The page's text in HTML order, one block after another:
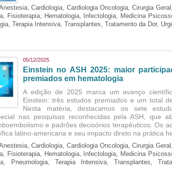
Cardiologia, Cardiologia Oncologia, Cirurgia
Fisioterapia, Hematologia, Infectologia, Medicina
Terapia Intensiva, Transplantes, Tratamento da Dor,
05/12/2025
Einstein no ASH 2025: maior
premiados em hematologia
A edição de 2025 marca um avanço
Einstein: três estudos premiados e um total
Nesta matéria, destacamos os sete
nas pesquisas reconhecidas pela ASH, que
e padrões decisórios terapêuticos. Os
latino-americana e seu impacto direto na prática
Cardiologia, Cardiologia Oncologia, Cirurgia
Fisioterapia, Hematologia, Infectologia, Medicina
Pneumologia, Terapia Intensiva, Transplantes,